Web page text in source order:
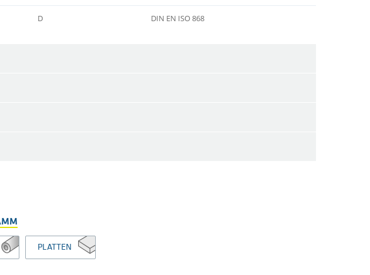
D DIN EN ISO 868
PLATTEN